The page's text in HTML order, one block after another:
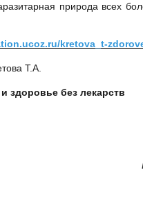
природа всех
kretova_t-
Т.А.
здоровье без лекарств